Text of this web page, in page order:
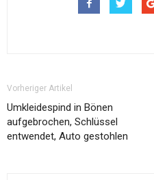
Vorheriger Artikel
Umkleidespind in Bönen
aufgebrochen, Schlüssel
entwendet, Auto gestohlen